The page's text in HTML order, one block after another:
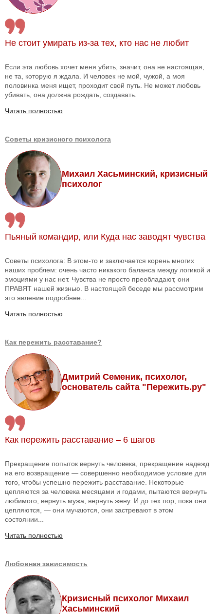
Не стоит умирать из-за тех, кто нас не любит
Если эта любовь хочет меня убить, значит, она не настоящая,
не та, которую я ждала. И человек не мой, чужой, а моя
половинка меня ищет, проходит свой путь. Не может любовь
убивать, она должна рождать, создавать.
Читать полностью
Советы кризисного психолога
Михаил Хасьминский, кризисный
психолог
Пьяный командир, или Куда нас заводят чувства
Советы психолога: В этом-то и заключается корень многих
наших проблем: очень часто никакого баланса между логикой и
эмоциями у нас нет. Чувства не просто преобладают, они
ПРАВЯТ нашей жизнью. В настоящей беседе мы рассмотрим
это явление подробнее...
Читать полностью
Как пережить расставание?
Дмитрий Семеник, психолог,
основатель сайта "Пережить.ру"
Как пережить расставание – 6 шагов
Прекращение попыток вернуть человека, прекращение надежд
на его возвращение — совершенно необходимое условие для
того, чтобы успешно пережить расставание. Некоторые
цепляются за человека месяцами и годами, пытаются вернуть
любимого, вернуть мужа, вернуть жену. И до тех пор, пока они
цепляются, — они мучаются, они застревают в этом
состоянии...
Читать полностью
Любовная зависимость
Кризисный психолог Михаил
Хасьминский